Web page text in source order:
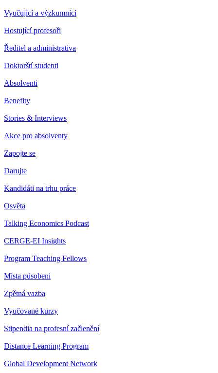
Vyučující a výzkumnící
Hostující profesoři
Ředitel a administrativa
Doktorští studenti
Absolventi
Benefity
Stories & Interviews
Akce pro absolventy
Zapojte se
Darujte
Kandidáti na trhu práce
Osvěta
Talking Economics Podcast
CERGE-EI Insights
Program Teaching Fellows
Místa působení
Zpětná vazba
Vyučované kurzy
Stipendia na profesní začlenění
Distance Learning Program
Global Development Network